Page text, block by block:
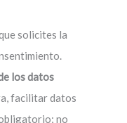
solicites la
los datos
facilitar datos
no